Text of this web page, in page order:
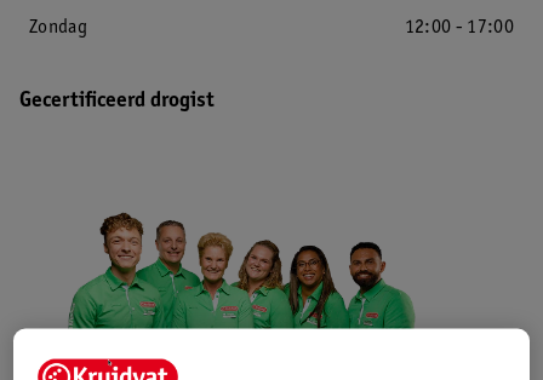
Zondag
12:00 - 17:00
Gecertificeerd drogist